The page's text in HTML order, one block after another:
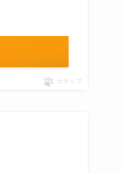
ポチップ